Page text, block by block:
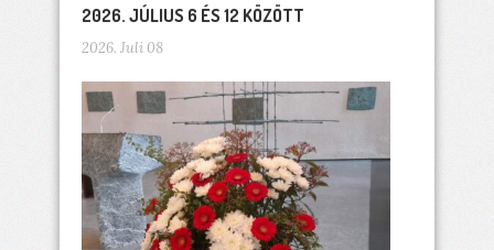
2026. JÚLIUS 6 ÉS 12 KÖZÖTT
2026. Juli 08